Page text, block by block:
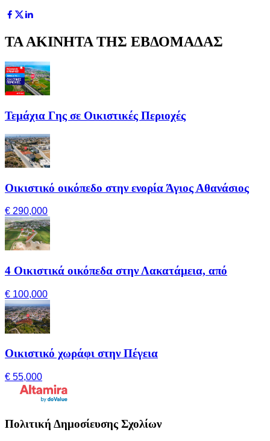
ΤΑ ΑΚΙΝΗΤΑ ΤΗΣ ΕΒΔΟΜΑΔΑΣ
Τεμάχια Γης σε Οικιστικές Περιοχές
Οικιστικό οικόπεδο στην ενορία Άγιος Αθανάσιος
€ 290,000
4 Οικιστικά οικόπεδα στην Λακατάμεια, από
€ 100,000
Οικιστικό χωράφι στην Πέγεια
€ 55,000
Πολιτική Δημοσίευσης Σχολίων